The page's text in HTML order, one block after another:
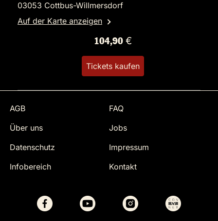
03053 Cottbus-Willmersdorf
Auf der Karte anzeigen
104,90 €
Tickets kaufen
AGB
FAQ
Über uns
Jobs
Datenschutz
Impressum
Infobereich
Kontakt